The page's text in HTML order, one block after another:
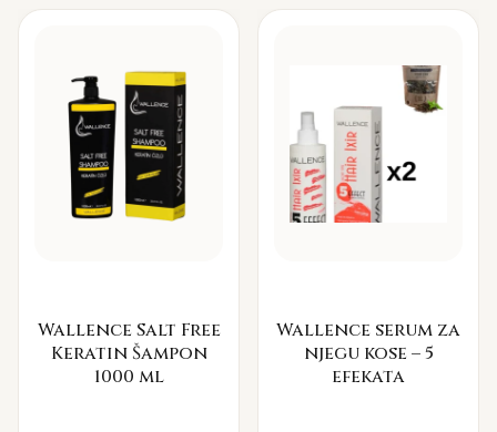
Wallence Salt Free
Keratin Šampon
1000 ml
Wallence serum za
njegu kose – 5
efekata